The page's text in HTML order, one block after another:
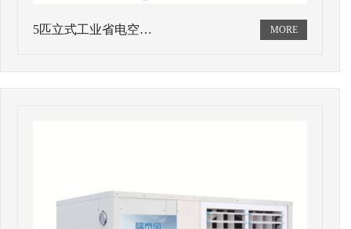
5匹立式工业省电空…